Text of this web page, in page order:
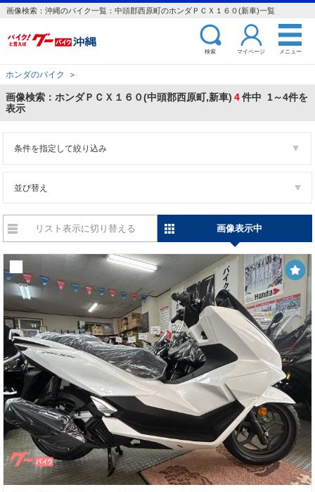
画像検索：沖縄のバイク一覧：中頭郡西原町のホンダＰＣＸ１６０(新車)一覧
検索 マイページ メニュー
ホンダのバイク ＞
画像検索：ホンダＰＣＸ１６０(中頭郡西原町,新車) 4件中 1～4件を
表示
条件を指定して絞り込み
並び替え
リスト表示に切り替える 画像表示中